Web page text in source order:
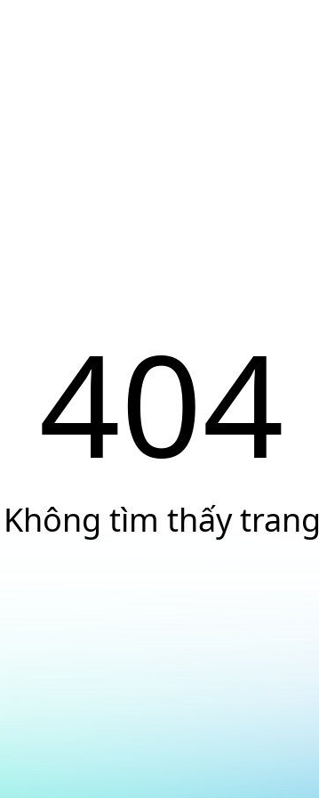
404
Không tìm thấy trang